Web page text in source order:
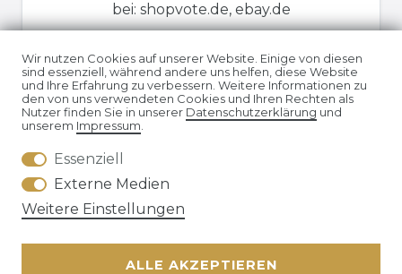
bei: shopvote.de, ebay.de
Informationen zur Echtheit von Kundenbewertungen
Wir nutzen Cookies auf unserer Website. Einige von diesen
sind essenziell, während andere uns helfen, diese Website
und Ihre Erfahrung zu verbessern. Weitere Informationen zu
den von uns verwendeten Cookies und Ihren Rechten als
Nutzer finden Sie in unserer Daten­schutz­erklärung und
unserem Impressum.
Essenziell
Externe Medien
Weitere Einstellungen
ALLE AKZEPTIEREN